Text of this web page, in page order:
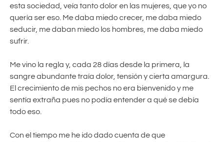
esta sociedad, veía tanto dolor en las mujeres, que yo no
quería ser eso. Me daba miedo crecer, me daba miedo
seducir, me daban miedo los hombres, me daba miedo
sufrir.
Me vino la regla y, cada 28 días desde la primera, la
sangre abundante traía dolor, tensión y cierta amargura.
El crecimiento de mis pechos no era bienvenido y me
sentía extraña pues no podía entender a qué se debía
todo eso.
Con el tiempo me he ido dado cuenta de que